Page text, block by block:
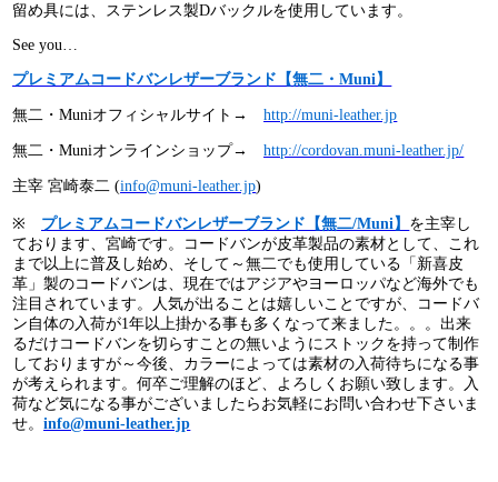
留め具には、ステンレス製Dバックルを使用しています。
See you…
プレミアムコードバンレザーブランド【無二・Muni】
無二・Muniオフィシャルサイト→http://muni-leather.jp
無二・Muniオンラインショップ→http://cordovan.muni-leather.jp/
主宰 宮崎泰二 (info@muni-leather.jp)
※ プレミアムコードバンレザーブランド【無二/Muni】 を主宰し
ております、宮崎です。コードバンが皮革製品の素材として、これ
まで以上に普及し始め、そして～無二でも使用している「新喜皮
革」製のコードバンは、現在ではアジアやヨーロッパなど海外でも
注目されています。人気が出ることは嬉しいことですが、コードバ
ン自体の入荷が1年以上掛かる事も多くなって来ました。。。出来
るだけコードバンを切らすことの無いようにストックを持って制作
しておりますが～今後、カラーによっては素材の入荷待ちになる事
が考えられます。何卒ご理解のほど、よろしくお願い致します。入
荷など気になる事がございましたらお気軽にお問い合わせ下さいま
せ。info@muni-leather.jp